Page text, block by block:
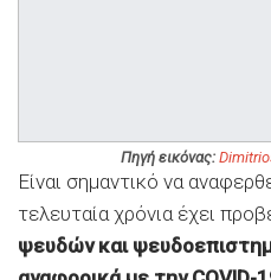
Πηγή εικόνας:
Είναι σημαντικό να
τελευταία χρόνια έχει
ψευδών και